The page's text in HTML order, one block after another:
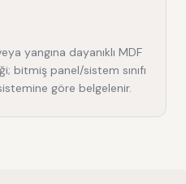
yangına dayanıklı MDF
bitmiş panel/sistem sınıfı
göre belgelenir.